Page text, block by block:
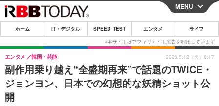
CLOSE
ホーム
IT・デジタル
IT・デジタルTOP スマートフォン
ガジェット・ツール
SPEED TEST
エンタメ
MENU
ホーム IT・デジタル SPEED TEST エンタメ ライフ
副作用乗り越え“全盛期再来”で話題のTWICE・
ジョンヨン、日本での幻想的な妖精ショット公
開
エンタメ 韓国・芸能 2026.5.12（火）8:17